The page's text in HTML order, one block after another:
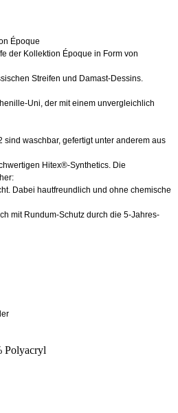
Époque
der Kollektion Époque in Form von
Streifen und Damast-Dessins.
Uni, der mit einem unvergleichlich
sind waschbar, gefertigt unter anderem aus
Hitex®-Synthetics. Die
Dabei hautfreundlich und ohne chemische
mit Rundum-Schutz durch die 5-Jahres-
Polyacryl